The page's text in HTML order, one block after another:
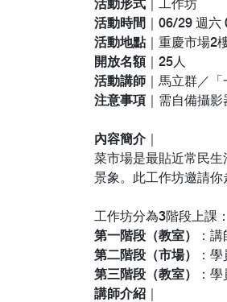
活動形式 ｜工作坊
活動時間
｜06/29 週
活動地點｜重慶市場2
開放名額 ｜25人
活動講師 ｜馬立群／
注意事項 ｜需自備攝
內容簡介｜
菜市場是最貼近常民
景象。此工作坊邀請你
工作坊分為3階段上課：
第一階段（教室）
：
第二階段（市場）
：
第三階段（教室）
：
講師介紹